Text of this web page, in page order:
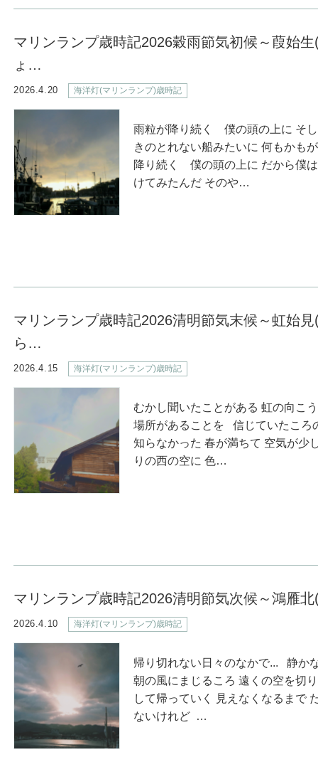
マリンランプ歳時記2026穀雨節気初候～葭始
ょ…
2026.4.20 海洋灯(マリンランプ)歳時記
雨粒が降り続く 僕の頭の上に そ
きのとれない船みたいに 何もかも
降り続く 僕の頭の上に だから僕
けてみたんだ そのや…
マリンランプ歳時記2026清明節気末候～虹始
ら…
2026.4.15 海洋灯(マリンランプ)歳時記
むかし聞いたことがある 虹の向こ
場所があることを 信じていたころ
知らなかった 春が満ちて 空気が少
りの西の空に 色…
マリンランプ歳時記2026清明節気次候～鴻雁
2026.4.10 海洋灯(マリンランプ)歳時記
帰り切れない日々のなかで... 静か
朝の風にまじるころ 遠くの空を切
して帰っていく 見えなくなるまで
ないけれど …